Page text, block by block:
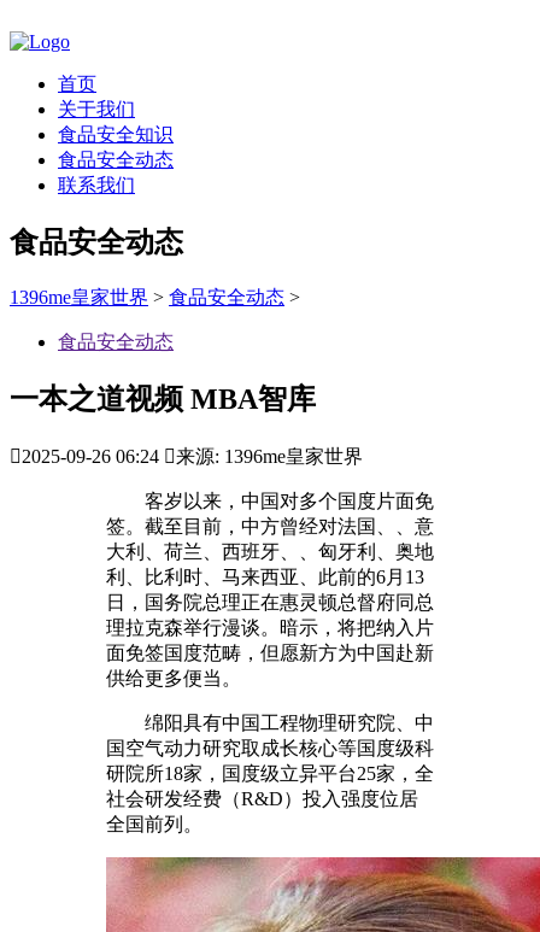
首页
关于我们
食品安全知识
食品安全动态
联系我们
食品安全动态
1396me皇家世界 > 食品安全动态 >
食品安全动态
一本之道视频 MBA智库
2025-09-26 06:24 来源: 1396me皇家世界
客岁以来，中国对多个国度片面免
签。截至目前，中方曾经对法国、、意
大利、荷兰、西班牙、、匈牙利、奥地
利、比利时、马来西亚、此前的6月13
日，国务院总理正在惠灵顿总督府同总
理拉克森举行漫谈。暗示，将把纳入片
面免签国度范畴，但愿新方为中国赴新
供给更多便当。
绵阳具有中国工程物理研究院、中
国空气动力研究取成长核心等国度级科
研院所18家，国度级立异平台25家，全
社会研发经费（R&D）投入强度位居
全国前列。